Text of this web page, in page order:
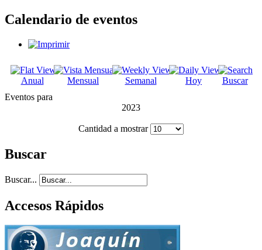
Calendario de eventos
Anual Mensual Semanal Hoy
Buscar
Eventos para
2023
Cantidad a mostrar
Buscar
Buscar...
Accesos Rápidos